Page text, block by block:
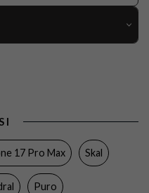
Genomskinlig
Mjukplast (TPU)
I
17 Pro Max Skal
Puro